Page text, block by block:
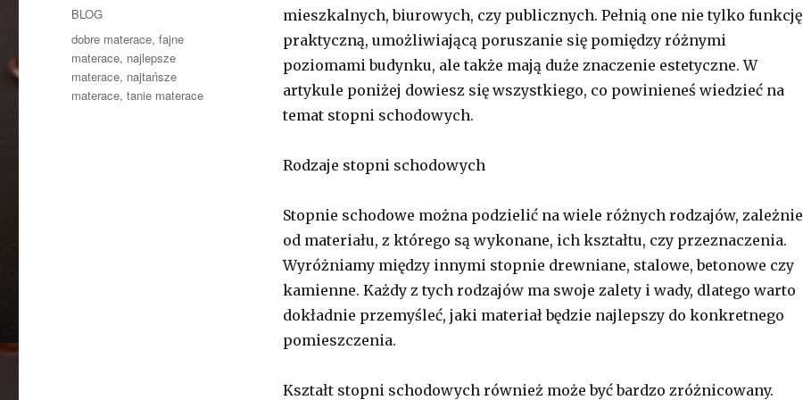
mieszkalnych, biurowych, czy publicznych. Pełnią one nie tylko funkcję
praktyczną, umożliwiającą poruszanie się pomiędzy różnymi
poziomami budynku, ale także mają duże znaczenie estetyczne. W
artykule poniżej dowiesz się wszystkiego, co powinieneś wiedzieć na
temat stopni schodowych.
Rodzaje stopni schodowych
Stopnie schodowe można podzielić na wiele różnych rodzajów, zależnie
od materiału, z którego są wykonane, ich kształtu, czy przeznaczenia.
Wyróżniamy między innymi stopnie drewniane, stalowe, betonowe czy
kamienne. Każdy z tych rodzajów ma swoje zalety i wady, dlatego warto
dokładnie przemyśleć, jaki materiał będzie najlepszy do konkretnego
pomieszczenia.
Kształt stopni schodowych również może być bardzo zróżnicowany.
Kategorie
BLOG
Tagi
dobre materace,fajne
materace, najlepsze
materace, najtańsze
materace,tanie materace